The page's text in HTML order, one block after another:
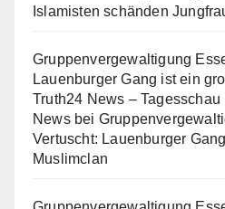
Islamisten schänden
Gruppenvergewaltigung
Lauenburger Gang ist ein
Truth24 News –
Newsbei
Vertuscht: Lauenburger
Muslimclan